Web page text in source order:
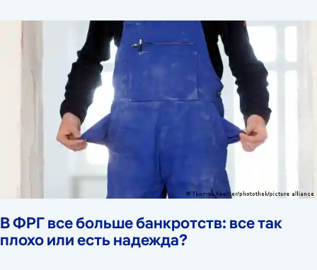
В ФРГ все больше банкротств: все так
плохо или есть надежда?